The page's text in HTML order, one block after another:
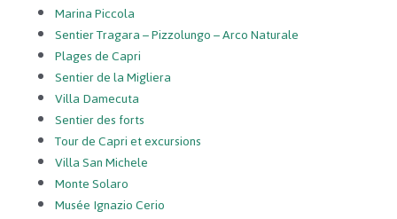
Marina Piccola
Sentier Tragara – Pizzolungo – Arco Naturale
Plages de Capri
Sentier de la Migliera
Villa Damecuta
Sentier des forts
Tour de Capri et excursions
Villa San Michele
Monte Solaro
Musée Ignazio Cerio